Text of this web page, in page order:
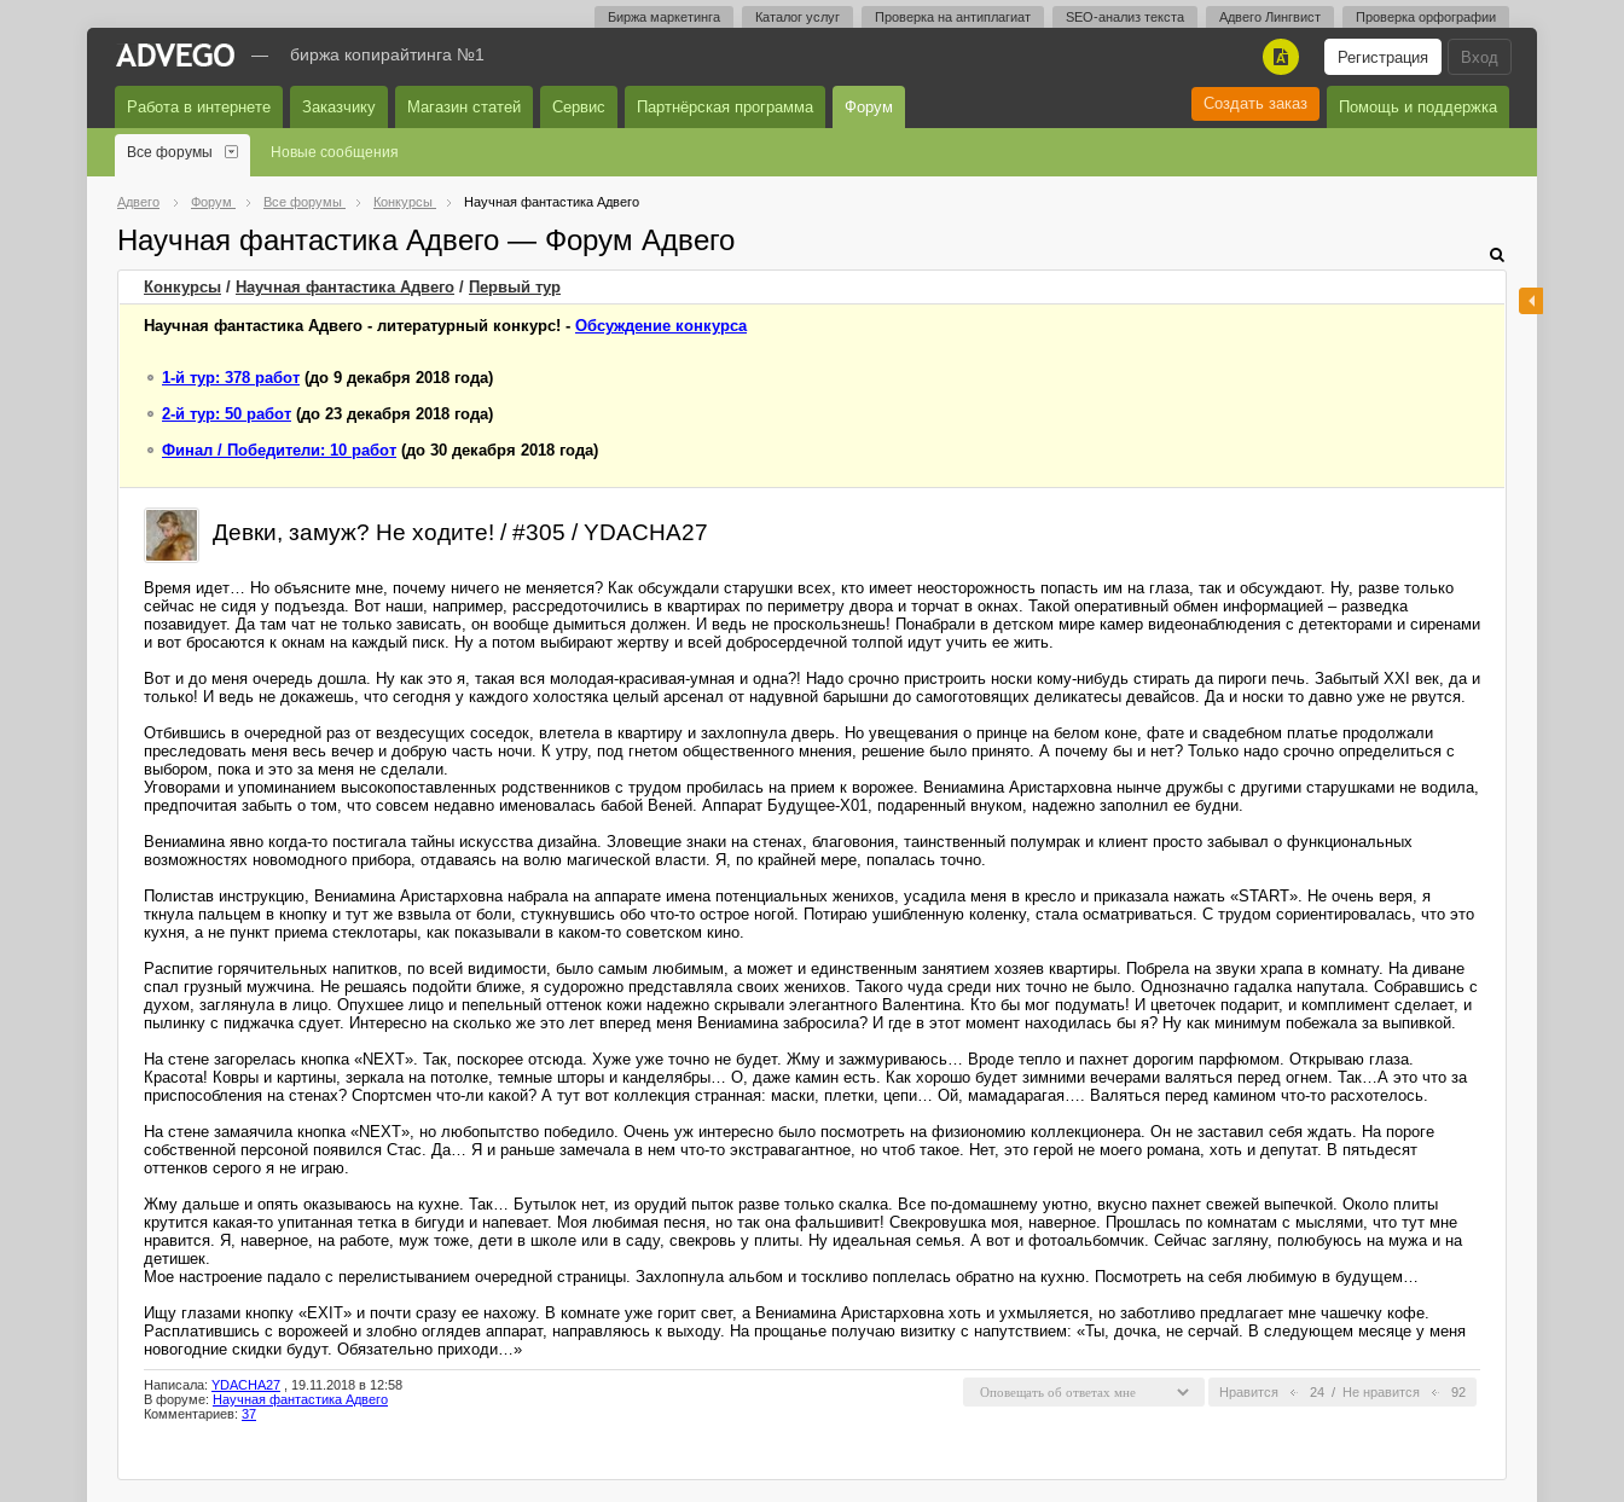
Биржа маркетинга Каталог услуг Проверка на антиплагиат SEO-анализ текста Адвего Лингвист Проверка орфографии
Вход
Регистрация
A
— биржа копирайтинга №1
Работа в интернете Заказчику Магазин статей Сервис Партнёрская программа Форум Помощь и поддержка
Создать заказ
Все форумы Новые сообщения
Адвего Форум Все форумы Конкурсы Научная фантастика Адвего
Научная фантастика Адвего — Форум Адвего
Конкурсы / Научная фантастика Адвего / Первый тур
Научная фантастика Адвего - литературный конкурс! - Обсуждение конкурса
1-й тур: 378 работ (до 9 декабря 2018 года)
2-й тур: 50 работ (до 23 декабря 2018 года)
Финал / Победители: 10 работ (до 30 декабря 2018 года)
Девки, замуж? Не ходите! / #305 / YDACHA27
Время идет… Но объясните мне, почему ничего не меняется? Как обсуждали старушки всех, кто имеет неосторожность попасть им на глаза, так и обсуждают. Ну, разве только
сейчас не сидя у подъезда. Вот наши, например, рассредоточились в квартирах по периметру двора и торчат в окнах. Такой оперативный обмен информацией – разведка
позавидует. Да там чат не только зависать, он вообще дымиться должен. И ведь не проскользнешь! Понабрали в детском мире камер видеонаблюдения с детекторами и сиренами
и вот бросаются к окнам на каждый писк. Ну а потом выбирают жертву и всей добросердечной толпой идут учить ее жить.
Вот и до меня очередь дошла. Ну как это я, такая вся молодая-красивая-умная и одна?! Надо срочно пристроить носки кому-нибудь стирать да пироги печь. Забытый XXI век, да и
только! И ведь не докажешь, что сегодня у каждого холостяка целый арсенал от надувной барышни до самоготовящих деликатесы девайсов. Да и носки то давно уже не рвутся.
Отбившись в очередной раз от вездесущих соседок, влетела в квартиру и захлопнула дверь. Но увещевания о принце на белом коне, фате и свадебном платье продолжали
преследовать меня весь вечер и добрую часть ночи. К утру, под гнетом общественного мнения, решение было принято. А почему бы и нет? Только надо срочно определиться с
выбором, пока и это за меня не сделали.
Уговорами и упоминанием высокопоставленных родственников с трудом пробилась на прием к ворожее. Вениамина Аристарховна нынче дружбы с другими старушками не водила,
предпочитая забыть о том, что совсем недавно именовалась бабой Веней. Аппарат Будущее-Х01, подаренный внуком, надежно заполнил ее будни.
Вениамина явно когда-то постигала тайны искусства дизайна. Зловещие знаки на стенах, благовония, таинственный полумрак и клиент просто забывал о функциональных
возможностях новомодного прибора, отдаваясь на волю магической власти. Я, по крайней мере, попалась точно.
Полистав инструкцию, Вениамина Аристарховна набрала на аппарате имена потенциальных женихов, усадила меня в кресло и приказала нажать «START». Не очень веря, я
ткнула пальцем в кнопку и тут же взвыла от боли, стукнувшись обо что-то острое ногой. Потираю ушибленную коленку, стала осматриваться. С трудом сориентировалась, что это
кухня, а не пункт приема стеклотары, как показывали в каком-то советском кино.
Распитие горячительных напитков, по всей видимости, было самым любимым, а может и единственным занятием хозяев квартиры. Побрела на звуки храпа в комнату. На диване
спал грузный мужчина. Не решаясь подойти ближе, я судорожно представляла своих женихов. Такого чуда среди них точно не было. Однозначно гадалка напутала. Собравшись с
духом, заглянула в лицо. Опухшее лицо и пепельный оттенок кожи надежно скрывали элегантного Валентина. Кто бы мог подумать! И цветочек подарит, и комплимент сделает, и
пылинку с пиджачка сдует. Интересно на сколько же это лет вперед меня Вениамина забросила? И где в этот момент находилась бы я? Ну как минимум побежала за выпивкой.
На стене загорелась кнопка «NEXT». Так, поскорее отсюда. Хуже уже точно не будет. Жму и зажмуриваюсь… Вроде тепло и пахнет дорогим парфюмом. Открываю глаза.
Красота! Ковры и картины, зеркала на потолке, темные шторы и канделябры… О, даже камин есть. Как хорошо будет зимними вечерами валяться перед огнем. Так…А это что за
приспособления на стенах? Спортсмен что-ли какой? А тут вот коллекция странная: маски, плетки, цепи… Ой, мамадарагая…. Валяться перед камином что-то расхотелось.
На стене замаячила кнопка «NEXT», но любопытство победило. Очень уж интересно было посмотреть на физиономию коллекционера. Он не заставил себя ждать. На пороге
собственной персоной появился Стас. Да… Я и раньше замечала в нем что-то экстравагантное, но чтоб такое. Нет, это герой не моего романа, хоть и депутат. В пятьдесят
оттенков серого я не играю.
Жму дальше и опять оказываюсь на кухне. Так… Бутылок нет, из орудий пыток разве только скалка. Все по-домашнему уютно, вкусно пахнет свежей выпечкой. Около плиты
крутится какая-то упитанная тетка в бигуди и напевает. Моя любимая песня, но так она фальшивит! Свекровушка моя, наверное. Прошлась по комнатам с мыслями, что тут мне
нравится. Я, наверное, на работе, муж тоже, дети в школе или в саду, свекровь у плиты. Ну идеальная семья. А вот и фотоальбомчик. Сейчас загляну, полюбуюсь на мужа и на
детишек.
Мое настроение падало с перелистыванием очередной страницы. Захлопнула альбом и тоскливо поплелась обратно на кухню. Посмотреть на себя любимую в будущем…
Ищу глазами кнопку «EXIT» и почти сразу ее нахожу. В комнате уже горит свет, а Вениамина Аристарховна хоть и ухмыляется, но заботливо предлагает мне чашечку кофе.
Расплатившись с ворожеей и злобно оглядев аппарат, направляюсь к выходу. На прощанье получаю визитку с напутствием: «Ты, дочка, не серчай. В следующем месяце у меня
новогодние скидки будут. Обязательно приходи…»
Нравится 24 / Не нравится 92
Написала: YDACHA27 , 19.11.2018 в 12:58
В форуме: Научная фантастика Адвего
Комментариев: 37